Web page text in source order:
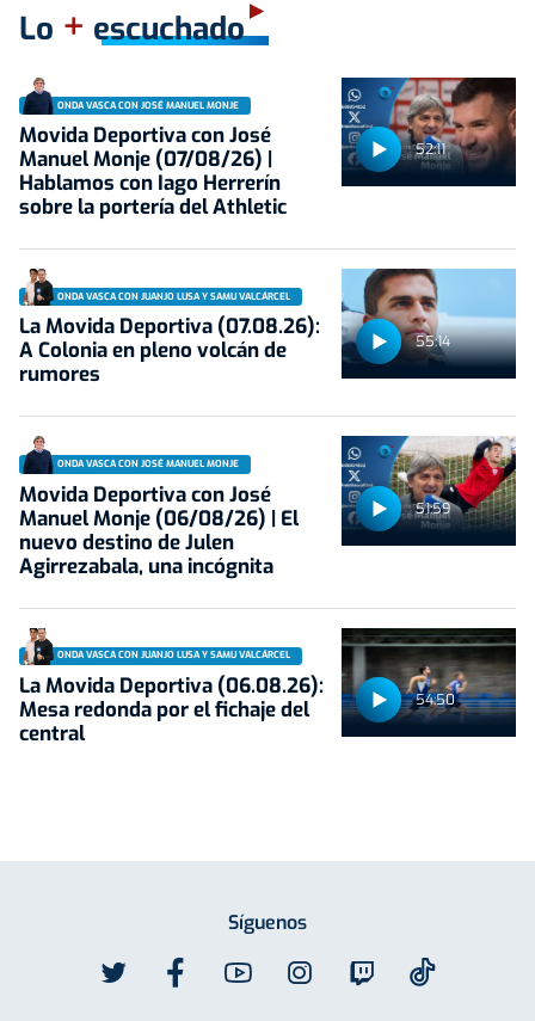
Lo + escuchado
52:11
ONDA VASCA CON JOSÉ MANUEL MONJE
Movida Deportiva con José
Manuel Monje (07/08/26) |
Hablamos con Iago Herrerín
sobre la portería del Athletic
55:14
ONDA VASCA CON JUANJO LUSA Y SAMU VALCÁRCEL
La Movida Deportiva (07.08.26):
A Colonia en pleno volcán de
rumores
51:59
ONDA VASCA CON JOSÉ MANUEL MONJE
Movida Deportiva con José
Manuel Monje (06/08/26) | El
nuevo destino de Julen
Agirrezabala, una incógnita
54:50
ONDA VASCA CON JUANJO LUSA Y SAMU VALCÁRCEL
La Movida Deportiva (06.08.26):
Mesa redonda por el fichaje del
central
Síguenos